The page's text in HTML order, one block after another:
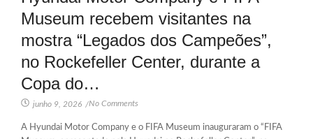
Museum recebem visitantes na
mostra “Legados dos Campeões”,
no Rockefeller Center, durante a
Copa do…
junho 9, 2026 /No Comments
A Hyundai Motor Company e o FIFA Museum inauguraram o “FIFA